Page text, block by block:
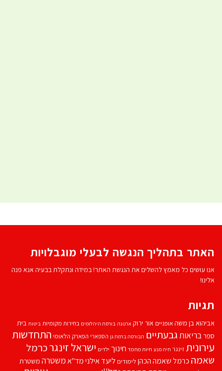
האתר בתהליך הנגשה לבעלי מוגבלויות
אנו עושים כל מאמץ להשלים את הנגשת האתר! במידה ונתקלת בבעיה אנא פנה
אלינו!
תגיות
אביהוא בן משהאופניים אור ירוק ארנונה בורסת היהלומים בחירות מקומיות ביטוח בית
ספרבריאותגבעתיים הבורסה ברמת גן הספארי הפארק הלאומי התחדשות
עירוניתזינגר חיה מנע חיות מחמד חינוך ילדים ישראל זינגרכרמל
שאמה כרמל שאמה הכהן לימודים ליעד אילנימד''אמשטרה משטרת